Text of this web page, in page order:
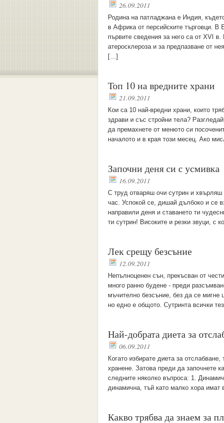
26.09.2011
Родина на патладжана е Индия,
в Африка от персийските търговци. В
първите сведения за него са от ХVI
атеросклероза и за предпазване от
[…]
Топ 10 на вредните храни
21.09.2011
Кои са 10 най-вредни храни, които
здрави и със стройни тела?
да премахнете от менюто си
началото и в края този месец. Ако
Започни деня си с усмивка
16.09.2011
С труд отваряш очи сутрин и хвърляш
час. Успокой се, дишай дълбоко и се
направили деня и ставането ти
ти сутрин! Високите и резки звуци, с
Лек срещу безсъние
12.09.2011
Непълноценен сън, прекъсван от
много ранно будене - преди
мъчително безсъние, без да се
но едно е общото. Сутринта всички
Най-добрата диета за
06.09.2011
Когато избирате диета за
хранене. Затова преди да започнете
следните няколко въпроса: 1.
динамична, тъй като малко хора имат
Какво трябва да знаем за